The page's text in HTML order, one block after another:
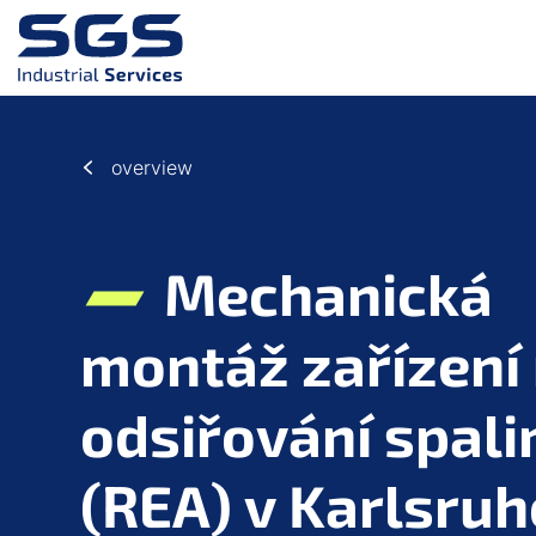
overview
Mechanická
montáž zařízení
odsiřování
(REA) v